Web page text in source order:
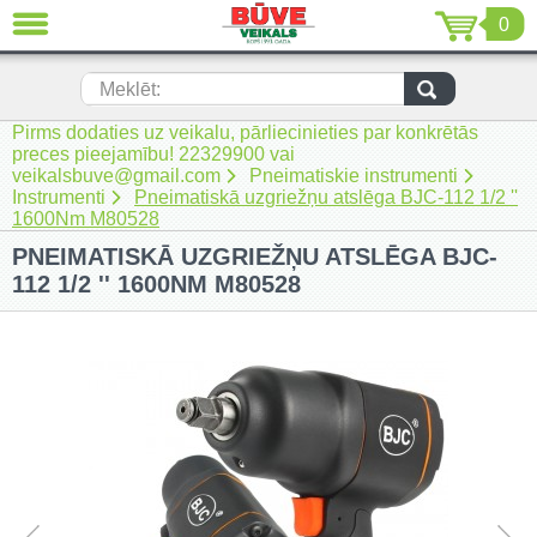
0
Meklēt:
Pirms dodaties uz veikalu, pārliecinieties par konkrētās
preces pieejamību! 22329900 vai
veikalsbuve@gmail.com
Pneimatiskie instrumenti
Instrumenti
Pneimatiskā uzgriežņu atslēga BJC-112 1/2 ''
1600Nm M80528
PNEIMATISKĀ UZGRIEŽŅU ATSLĒGA BJC-
112 1/2 '' 1600NM M80528
AIZVĒRT
Jaunumi (230)
Akumulatora instrumenti (205)
Akumulatoru lādētāji un piederumi
(116)
Auto ķīmija un piederumi kopšanai
(22)
Celtniecības tehnika (51)
Elektroinstrumenti (69)
Rokas elektroinstrumenti (2)